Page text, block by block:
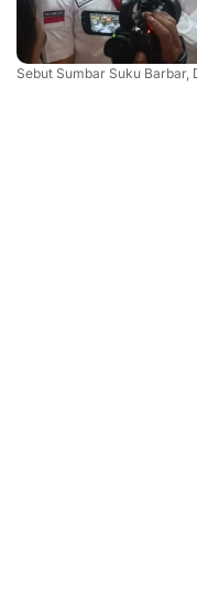
Sebut Sumbar Suku Barbar,